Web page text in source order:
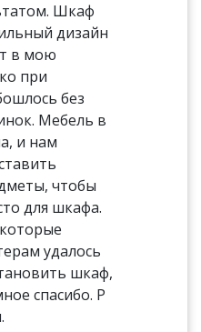
Шкаф
дизайн
в мою
при
без
Мебель в
и нам
чтобы
для шкафа.
удалось
шкаф,
спасибо. Р